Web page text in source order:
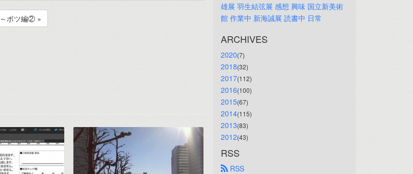
ツ編② »
雄展 羽生結弦展 感想 興味 国立新美術
館 作業中 新海誠展 読書中 日常
ARCHIVES
2020(7)
2018(32)
2017(112)
2016(100)
2015(67)
2014(115)
2013(83)
2012(43)
RSS
RSS